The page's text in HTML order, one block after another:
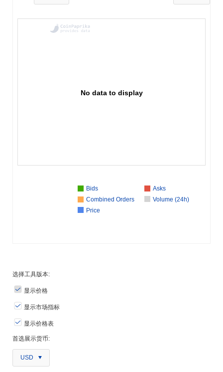
No data to display
Bids
Asks
Combined Orders
Volume (24h)
Price
选择工具版本:
显示价格
显示市场指标
显示价格表
首选展示货币:
USD